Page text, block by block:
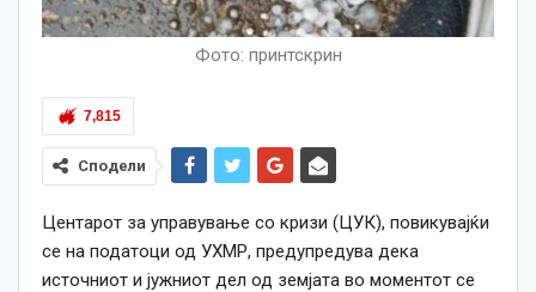
Фото: принтскрин
7,815
Сподели
Центарот за управување со кризи (ЦУК), повикувајќи
се на податоци од УХМР, предупредува дека
источниот и јужниот дел од земјата во моментот се